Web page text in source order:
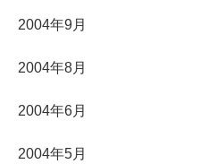
2004年9月
2004年8月
2004年6月
2004年5月